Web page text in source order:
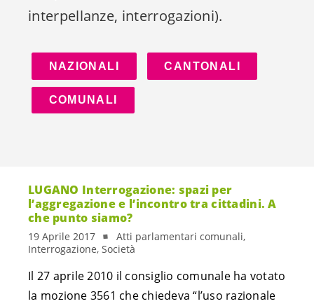
interpellanze, interrogazioni).
NAZIONALI CANTONALI
COMUNALI
LUGANO Interrogazione: spazi per
l’aggregazione e l’incontro tra cittadini. A
che punto siamo?
19 Aprile 2017
Atti parlamentari comunali,
Interrogazione, Società
Il 27 aprile 2010 il consiglio comunale ha votato
la mozione 3561 che chiedeva “l’uso razionale